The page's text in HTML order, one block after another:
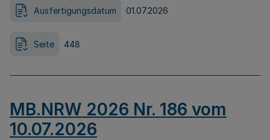
Ausfertigungsdatum 01.07.2026
Seite 448
MB.NRW 2026 Nr. 186 vom
10.07.2026